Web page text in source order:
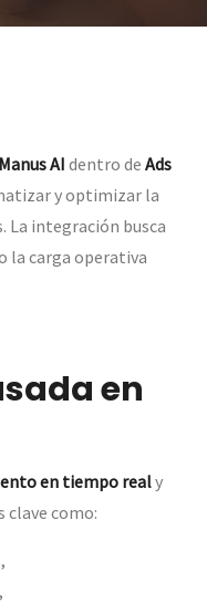
Manus AI dentro de Ads
y optimizar la
La integración busca
la carga operativa
en
en tiempo realy
como: